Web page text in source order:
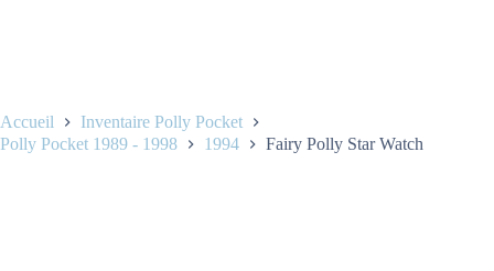
Accueil
Inventaire Polly Pocket
Polly Pocket 1989 - 1998
1994 Fairy Polly Star Watch